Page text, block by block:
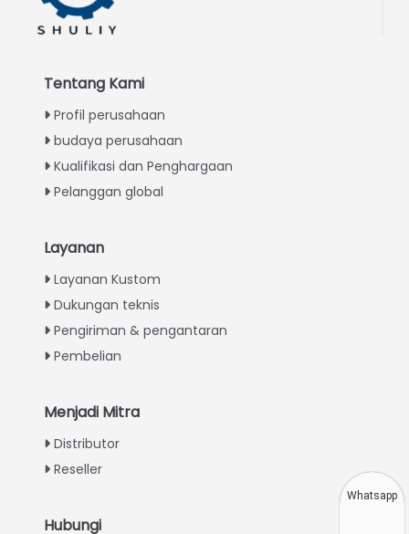
Tentang Kami
Profil perusahaan
budaya perusahaan
Kualifikasi dan Penghargaan
Pelanggan global
Layanan
Layanan Kustom
Dukungan teknis
Pengiriman & pengantaran
Pembelian
Menjadi Mitra
Distributor
Reseller
Hubungi
Whatsapp